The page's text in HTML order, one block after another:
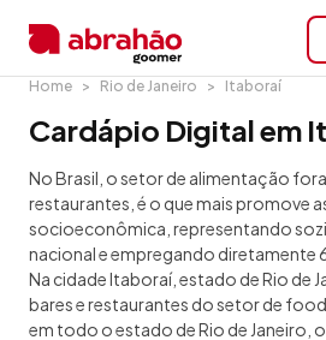
Home Rio de Janeiro Itaboraí
Cardápio Digital em
No Brasil, o setor de alimentação fora
restaurantes, é o que mais promove
socioeconômica, representando
nacional e empregando diretamente
Na cidade Itaboraí, estado de Rio de
bares e restaurantes do setor de
em todo o estado de Rio de Janeiro,